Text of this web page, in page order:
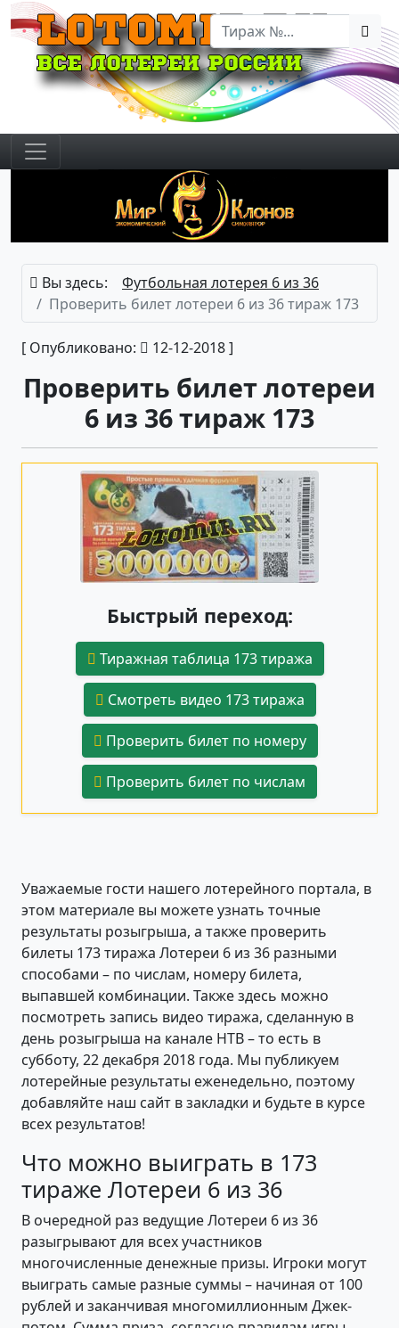
Вы здесь:
Футбольная лотерея 6 из 36
Проверить билет лотереи 6 из 36 тираж 173
[ Опубликовано: 12-12-2018 ]
Проверить билет лотереи
6 из 36 тираж 173
Быстрый переход:
Тиражная таблица 173 тиража
Смотреть видео 173 тиража
Проверить билет по номеру
Проверить билет по числам
Уважаемые гости нашего лотерейного портала, в
этом материале вы можете узнать точные
результаты розыгрыша, а также проверить
билеты 173 тиража Лотереи 6 из 36 разными
способами – по числам, номеру билета,
выпавшей комбинации. Также здесь можно
посмотреть запись видео тиража, сделанную в
день розыгрыша на канале НТВ – то есть в
субботу, 22 декабря 2018 года. Мы публикуем
лотерейные результаты еженедельно, поэтому
добавляйте наш сайт в закладки и будьте в курсе
всех результатов!
Что можно выиграть в 173
тираже Лотереи 6 из 36
В очередной раз ведущие Лотереи 6 из 36
разыгрывают для всех участников
многочисленные денежные призы. Игроки могут
выиграть самые разные суммы – начиная от 100
рублей и заканчивая многомиллионным Джек-